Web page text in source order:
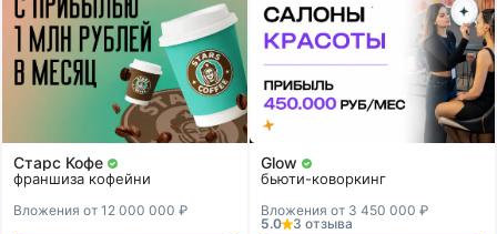
Старс Кофе
франшиза кофейни
Вложения от 12 000 000 ₽
Glow
бьюти-коворкинг
Вложения от 3 450 000 ₽
5.0
3 отзыва